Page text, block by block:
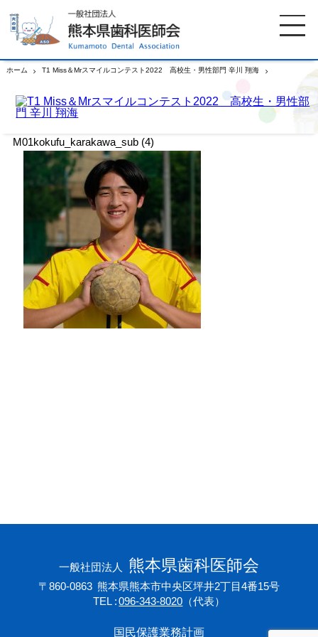
ホーム
T1 Miss＆Mrスマイルコンテスト2022 高校生・男性部門 辛川 翔海
M01kokufu_karakawa_sub (4)
M01kokufu_karakawa_sub (4)
一般社団法人 熊本県歯科医師会
〒860-0863 熊本県熊本市中央区坪井2丁目4番15号
TEL
096-343-8020 （代表）
国民保護業務計画
ホーム 歯科医師会について
歯科医院検索 休日当番医
イベント案内 歯の豆知識
お知らせ 口腔保健センター
国保組合からのお知らせ 熊本歯科衛生士専門学院
会員専用ページ プライバシーポリシー